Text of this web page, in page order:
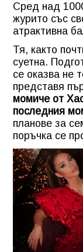
Сред над
журито със
атрактивна
Тя, както
суетна.
се оказва не
представя
момиче от
последния
планове за
поръчка се